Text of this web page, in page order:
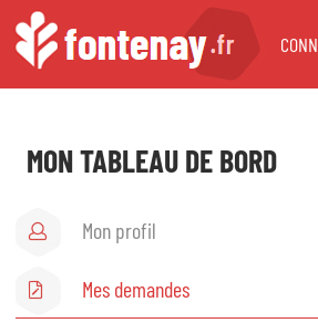
MON TABLEAU DE BORD
Mon profil
Mes demandes